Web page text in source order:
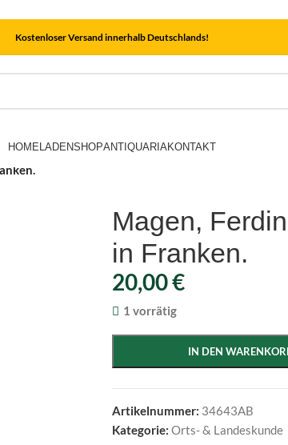
Kostenloser Versand innerhalb Deutschlands!
HOME LADENSHOPANTIQUARIAKONTAKT
Magen,
in Franken.
20,00€
1 vorrätig
IN DEN
Artikelnummer: 34643AB
Kategorie: Orts- & Landeskunde